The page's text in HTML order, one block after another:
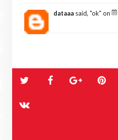
dataaa said, "ok" on